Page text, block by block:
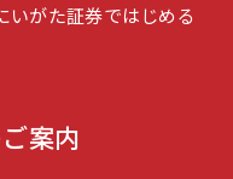
いがた証券ではじめる
案内